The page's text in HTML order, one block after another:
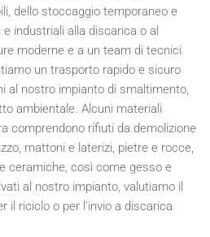
dello stoccaggio temporaneo e
industriali alla discarica o al
moderne e a un team di tecnici
un trasporto rapido e sicuro
al nostro impianto di smaltimento,
ambientale. Alcuni materiali
comprendono rifiuti da demolizione
mattoni e laterizi, pietre e rocce,
ceramiche, così come gesso e
al nostro impianto, valutiamo il
il riciclo o per l'invio a discarica